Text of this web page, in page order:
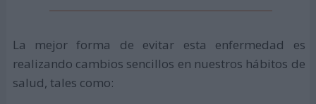
La mejor forma de evitar esta enfermedad es
realizando cambios sencillos en nuestros hábitos de
salud, tales como: